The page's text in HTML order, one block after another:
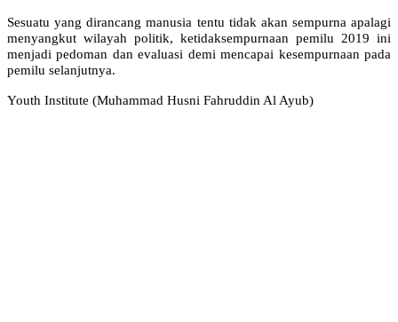
Sesuatu yang dirancang manusia tentu tidak akan sempurna apalagi
menyangkut wilayah politik, ketidaksempurnaan pemilu 2019 ini
menjadi pedoman dan evaluasi demi mencapai kesempurnaan pada
pemilu selanjutnya.
Youth Institute (Muhammad Husni Fahruddin Al Ayub)